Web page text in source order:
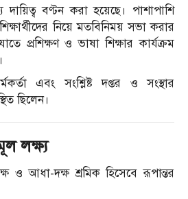
দায়িত্ব বণ্টন করা হয়েছে। পাশাপাশি
নিয়ে মতবিনিময় সভা করার
প্রশিক্ষণ ও ভাষা শিক্ষার কার্যক্রম
এবং সংশ্লিষ্ট দপ্তর ও সংস্থার
ছিলেন।
লক্ষ্য
ও আধা-দক্ষ শ্রমিক হিসেবে রূপান্তর